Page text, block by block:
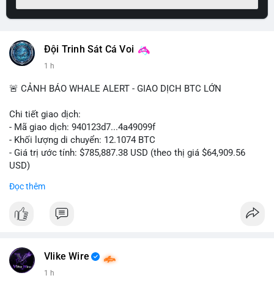
Đội Trinh Sát Cá Voi
1 h
🚨 CẢNH BÁO WHALE ALERT - GIAO DỊCH BTC LỚN
Chi tiết giao dịch:
- Mã giao dịch: 940123d7...4a49099f
- Khối lượng di chuyển: 12.1074 BTC
- Giá trị ước tính: $785,887.38 USD (theo thị giá $64,909.56
USD)
Khối lượng 12.1 BTC tương đương gần 786 nghìn USD được di
Động thái này có thể là bước chuẩn bị thanh khoản để bán ra,
hoặc tái phân bổ tài sản giữa các ví nóng nhằm tối ưu phí giao
Đọc thêm
Vlike Wire
1 h